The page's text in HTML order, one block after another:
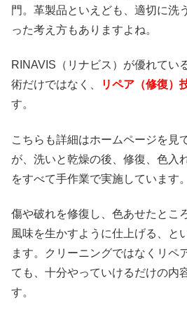
門。革製品といえども、適切に洗
った考え方もありますよね。
RINAVIS（リナビス）が優れてい
術だけではなく、
リペア（修復）
す。
こちらも詳細はホームページを見
が、洗いと乾燥の後、修復、色入
をすべて手作業で実施しています。
傷や破れを修復し、色あせたとこ
風味を生かすように仕上げる、と
ます。クリーニングではなくリペ
ても、十分やっていけるだけの内
す。